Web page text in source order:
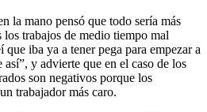
la mano pensó que todo sería más
trabajos de medio tiempo mal
iba ya a tener pega para empezar a
y advierte que en el caso de los
son negativos porque los
trabajador más caro.